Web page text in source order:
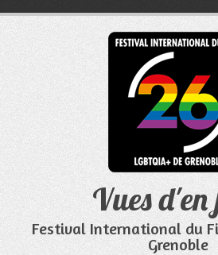
Vues d'en
Festival International du
Grenoble